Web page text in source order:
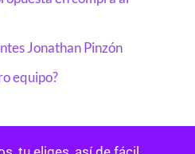
Jonathan Pinzón
equipo?